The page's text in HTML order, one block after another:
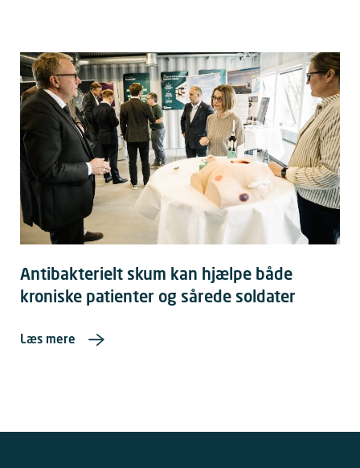
Antibakterielt skum kan hjælpe både
kroniske patienter og sårede soldater
Læs mere